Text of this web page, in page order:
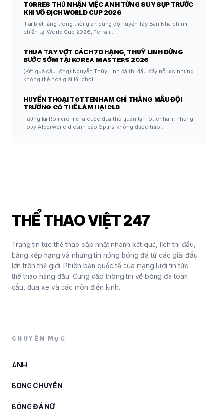
TORRES THÚ NHẬN VIỆC ANH TỪNG SUY SỤP TRƯỚC
KHI VÔ ĐỊCH WORLD CUP 2026
Ít ai biết rằng trong thời gian cùng đội tuyển Tây Ban Nha chinh
chiến tại World Cup 2026, Ferran…
THUA TAY VỢT CÁCH 70 HẠNG, THUỲ LINH DỪNG
BƯỚC SỚM TẠI KOREA MASTERS 2026
(Kết quả cầu lông) Nguyễn Thùy Linh đã thi đấu đầy nỗ lực nhưng
không thể hóa giải lối chơi…
HUYỀN THOẠI TOTTENHAM CHỈ THẲNG MẪU ĐỘI
TRƯỞNG CÓ THỂ LÀM HẠI CLB
Tương lai Romero mở ra cuộc đua thủ quân tại Tottenham, nhưng
Toby Alderweireld cảnh báo Spurs không được trao…
THỂ THAO VIỆT 247
Trang tin tức thể thao cập nhật nhanh kết quả, lịch thi đấu,
bảng xếp hạng và những tin nóng bóng đá từ các giải đấu
lớn trên thế giới. Phiên bản quốc tế của mạng lưới tin tức
thể thao hàng đầu. Cung cấp thông tin về bóng đá toàn
cầu, đua xe và các môn điền kinh.
CHUYÊN MỤC
ANH
BÓNG CHUYỀN
BÓNG ĐÁ NỮ